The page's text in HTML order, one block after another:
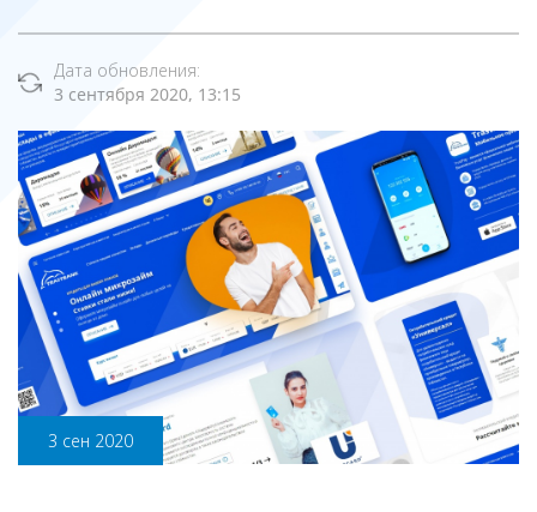
Дата обновления:
3 сентября 2020, 13:15
3 сен 2020